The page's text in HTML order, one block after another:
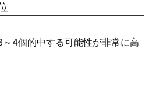
4個的中する可能性が非常に高